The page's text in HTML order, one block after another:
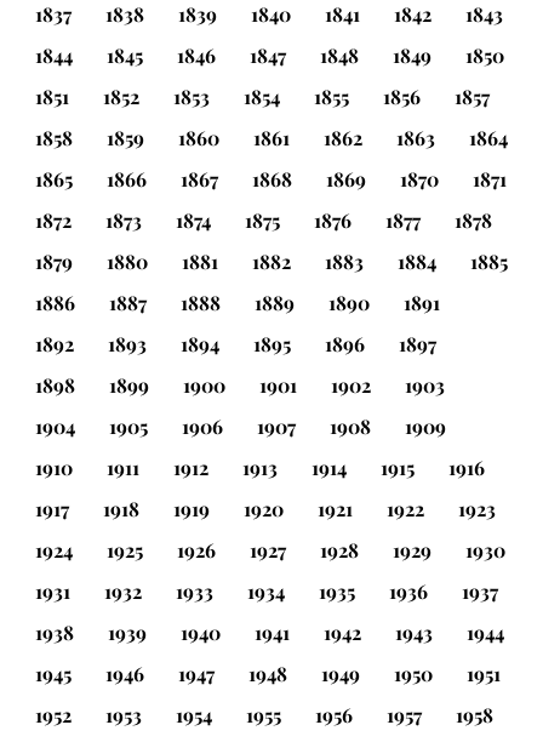
1837
1838 1839 1840 1841 1842
1843
1844
1845 1846 1847 1848 1849
1850
1851
1852 1853 1854 1855 1856
1857
1858
1859 1860 1861 1862 1863
1864
1865
1866 1867 1868 1869 1870
1871
1872
1873 1874 1875 1876 1877
1878
1879
1880 1881 1882 1883 1884
1885
1886
1887 1888 1889 1890
1891
1892
1893 1894 1895 1896
1897
1898
1899 1900 1901 1902
1903
1904
1905 1906 1907 1908
1909
1910
1911 1912 1913 1914 1915
1916
1917
1918 1919 1920 1921 1922
1923
1924
1925 1926 1927 1928 1929
1930
1931
1932 1933 1934 1935 1936
1937
1938
1939 1940 1941 1942 1943
1944
1945
1946 1947 1948 1949 1950
1951
1952
1953 1954 1955 1956 1957
1958